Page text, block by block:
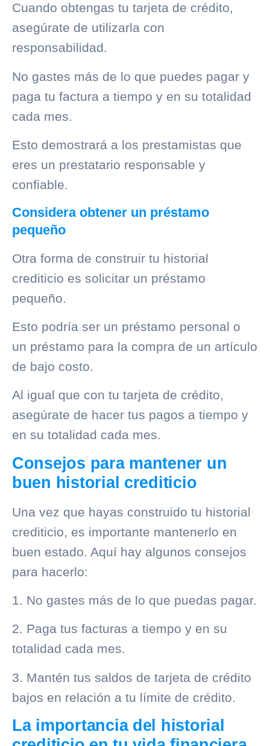
Cuando obtengas tu tarjeta de crédito,
asegúrate de utilizarla con
responsabilidad.
No gastes más de lo que puedes pagar y
paga tu factura a tiempo y en su totalidad
cada mes.
Esto demostrará a los prestamistas que
eres un prestatario responsable y
confiable.
Considera obtener un préstamo
pequeño
Otra forma de construir tu historial
crediticio es solicitar un préstamo
pequeño.
Esto podría ser un préstamo personal o
un préstamo para la compra de un artículo
de bajo costo.
Al igual que con tu tarjeta de crédito,
asegúrate de hacer tus pagos a tiempo y
en su totalidad cada mes.
Consejos para mantener un
buen historial crediticio
Una vez que hayas construido tu historial
crediticio, es importante mantenerlo en
buen estado. Aquí hay algunos consejos
para hacerlo:
1. No gastes más de lo que puedas pagar.
2. Paga tus facturas a tiempo y en su
totalidad cada mes.
3. Mantén tus saldos de tarjeta de crédito
bajos en relación a tu límite de crédito.
La importancia del historial